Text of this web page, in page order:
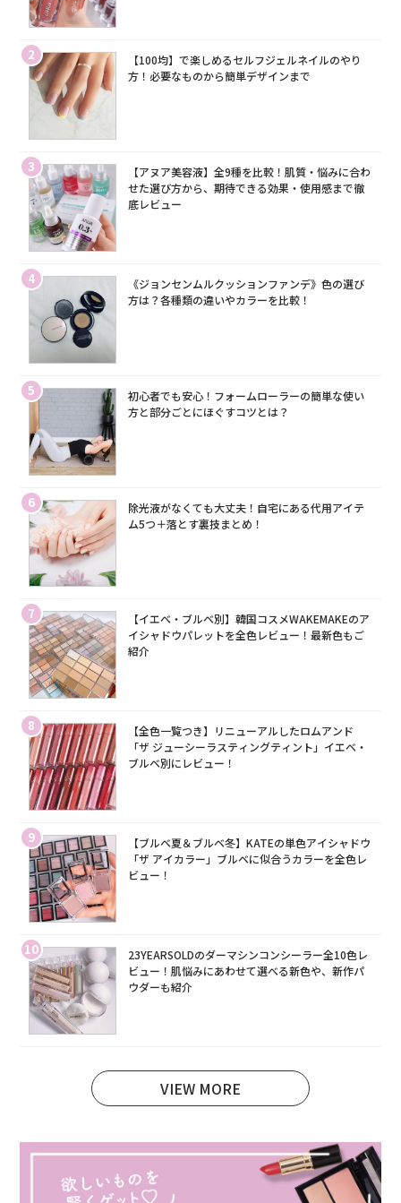
2
【100均】で楽しめるセルフジェルネイルのやり
方！必要なものから簡単デザインまで
3
【アヌア美容液】全9種を比較！肌質・悩みに合わ
せた選び方から、期待できる効果・使用感まで徹
底レビュー
4
《ジョンセンムルクッションファンデ》色の選び
方は？各種類の違いやカラーを比較！
5
初心者でも安心！フォームローラーの簡単な使い
方と部分ごとにほぐすコツとは？
6
除光液がなくても大丈夫！自宅にある代用アイテ
ム5つ＋落とす裏技まとめ！
7
【イエベ・ブルベ別】韓国コスメWAKEMAKEのア
イシャドウパレットを全色レビュー！最新色もご
紹介
8
【全色一覧つき】リニューアルしたロムアンド
「ザ ジューシーラスティングティント」イエベ・
ブルベ別にレビュー！
9
【ブルベ夏＆ブルベ冬】KATEの単色アイシャドウ
「ザ アイカラー」ブルベに似合うカラーを全色レ
ビュー！
10
23YEARSOLDのダーマシンコンシーラー全10色レ
ビュー！肌悩みにあわせて選べる新色や、新作パ
ウダーも紹介
VIEW MORE